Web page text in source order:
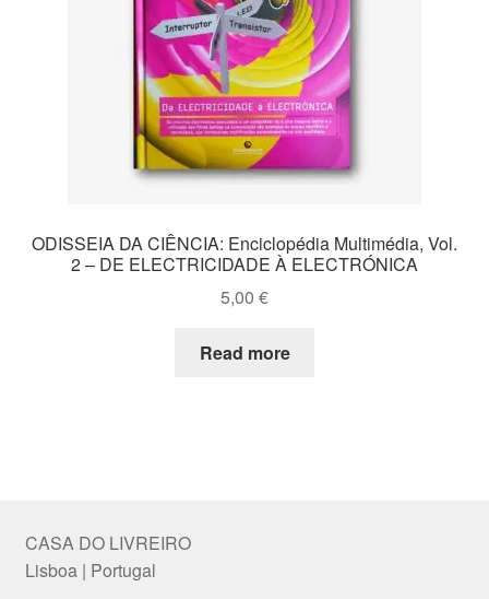
ODISSEIA DA CIÊNCIA: Enciclopédia Multimédia, Vol.
2 – DE ELECTRICIDADE À ELECTRÓNICA
5,00 €
Read more
CASA DO LIVREIRO
Lisboa | Portugal